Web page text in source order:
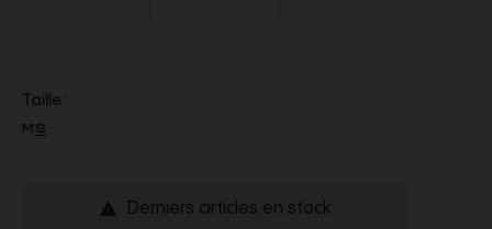
Taille :
MS
 Derniers articles en stock